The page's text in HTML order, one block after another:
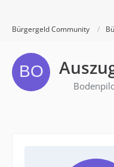
Bürgergeld Community